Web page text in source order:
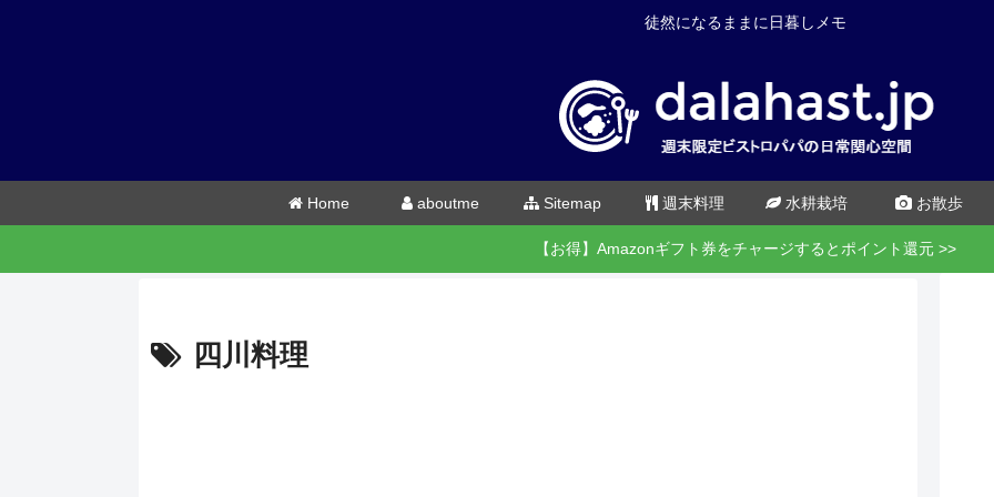
徒然になるままに日暮しメモ
Home aboutme Sitemap 週末料理 水耕栽培 お散歩
【お得】Amazonギフト券をチャージするとポイント還元 >>
四川料理